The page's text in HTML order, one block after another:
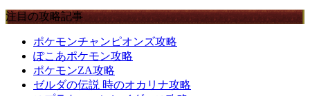
注目の攻略記事
ポケモンチャンピオンズ攻略
ぽこあポケモン攻略
ポケモンZA攻略
ゼルダの伝説 時のオカリナ攻略